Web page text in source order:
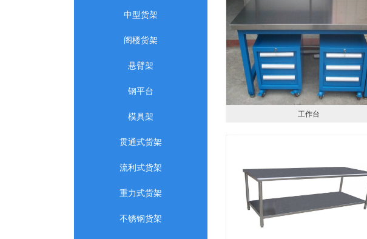
中型货架
阁楼货架
悬臂架
钢平台
模具架
贯通式货架
流利式货架
重力式货架
不锈钢货架
工作台